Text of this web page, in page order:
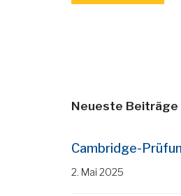
Neueste Beiträge
Cambridge-
2. Mai 2025